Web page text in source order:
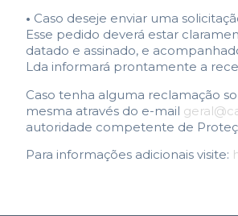
• Caso deseje enviar uma
Esse pedido deverá estar
datado e assinado, e
Lda informará prontamente a
Caso tenha alguma reclamação
mesma através do e-mail
autoridade competente de
Para informações adicionais visite: